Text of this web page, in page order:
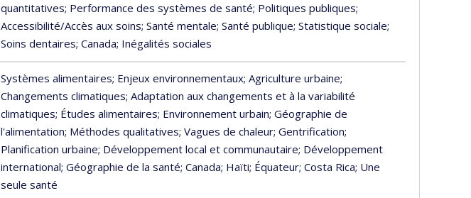
quantitatives; Performance des systèmes de santé; Politiques publiques;
Accessibilité/Accès aux soins; Santé mentale; Santé publique; Statistique sociale;
Soins dentaires; Canada; Inégalités sociales
Systèmes alimentaires; Enjeux environnementaux; Agriculture urbaine;
Changements climatiques; Adaptation aux changements et à la variabilité
climatiques; Études alimentaires; Environnement urbain; Géographie de
l'alimentation; Méthodes qualitatives; Vagues de chaleur; Gentrification;
Planification urbaine; Développement local et communautaire; Développement
international; Géographie de la santé; Canada; Haïti; Équateur; Costa Rica; Une
seule santé